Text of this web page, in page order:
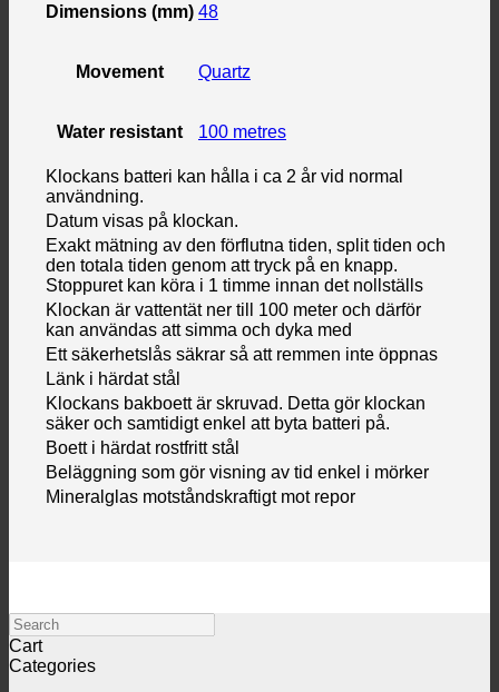
Dimensions (mm) 48
Movement Quartz
Water resistant 100 metres
Klockans batteri kan hålla i ca 2 år vid normal
användning.
Datum visas på klockan.
Exakt mätning av den förflutna tiden, split tiden och
den totala tiden genom att tryck på en knapp.
Stoppuret kan köra i 1 timme innan det nollställs
Klockan är vattentät ner till 100 meter och därför
kan användas att simma och dyka med
Ett säkerhetslås säkrar så att remmen inte öppnas
Länk i härdat stål
Klockans bakboett är skruvad. Detta gör klockan
säker och samtidigt enkel att byta batteri på.
Boett i härdat rostfritt stål
Beläggning som gör visning av tid enkel i mörker
Mineralglas motståndskraftigt mot repor
Search
Cart
Categories